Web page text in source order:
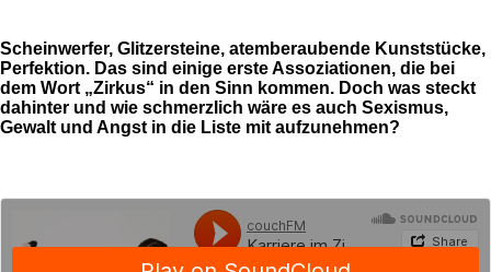
Scheinwerfer, Glitzersteine, atemberaubende Kunststücke,
Perfektion. Das sind einige erste Assoziationen, die bei
dem Wort „Zirkus“ in den Sinn kommen. Doch was steckt
dahinter und wie schmerzlich wäre es auch Sexismus,
Gewalt und Angst in die Liste mit aufzunehmen?